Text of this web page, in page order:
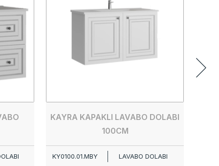
KAYRA KAPAKLI LAVABO DOLABI
100CM
KY0100.01.MBY LAVABO DOLABI